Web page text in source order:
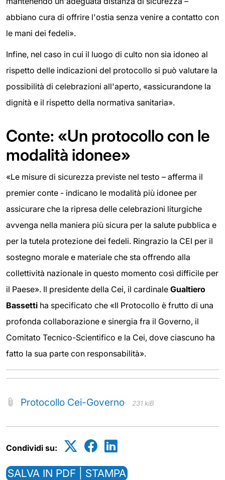
abbiano cura di offrire l'ostia senza venire a contatto con
le mani dei fedeli».
Infine, nel caso in cui il luogo di culto non sia idoneo al
rispetto delle indicazioni del protocollo si può valutare la
possibilità di celebrazioni all'aperto, «assicurandone la
dignità e il rispetto della normativa sanitaria».
Conte: «Un protocollo con le
modalità idonee»
«Le misure di sicurezza previste nel testo – afferma il
premier conte - indicano le modalità più idonee per
assicurare che la ripresa delle celebrazioni liturgiche
avvenga nella maniera più sicura per la salute pubblica e
per la tutela protezione dei fedeli. Ringrazio la CEI per il
sostegno morale e materiale che sta offrendo alla
collettività nazionale in questo momento così difficile per
il Paese». Il presidente della Cei, il cardinale Gualtiero
Bassetti ha specificato che «Il Protocollo è frutto di una
profonda collaborazione e sinergia fra il Governo, il
Comitato Tecnico-Scientifico e la Cei, dove ciascuno ha
fatto la sua parte con responsabilità».
Protocollo Cei-Governo 231 kiB
Condividi su:
SALVA IN PDF | STAMPA